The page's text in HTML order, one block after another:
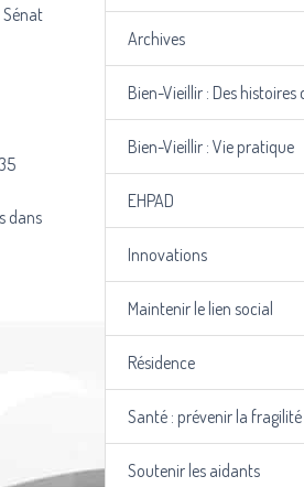
Sénat
dans
Archives
Bien-Vieillir : Des histoires
Bien-Vieillir : Vie pratique
EHPAD
Innovations
Maintenir le lien social
Résidence
Santé : prévenir la fragilité
Soutenir les aidants